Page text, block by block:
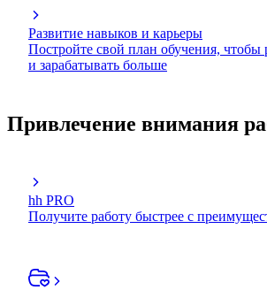
Развитие навыков и карьеры
Постройте свой план обучения, чтобы
и зарабатывать больше
Привлечение внимания
hh PRO
Получите работу быстрее с